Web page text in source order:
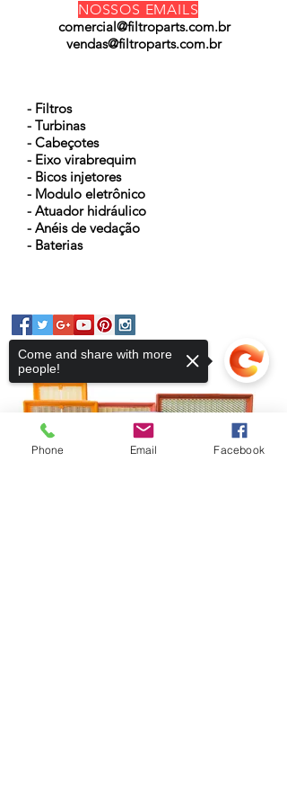
NOSSOS EMAILS
comercial@filtroparts.com.br
vendas@filtroparts.com.br
- Filtros
- Turbinas
- Cabeçotes
- Eixo virabrequim
- Bicos injetores
- Modulo eletrônico
- Atuador hidráulico
- Anéis de vedação
- Baterias
Phone Email Facebook
Come and share with more
people!